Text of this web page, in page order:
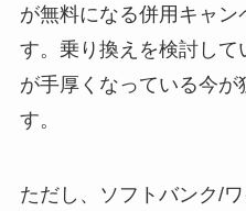
が無料になる併用キャン
す。乗り換えを検討し
が手厚くなっている今
す。
ただし、ソフトバンク/